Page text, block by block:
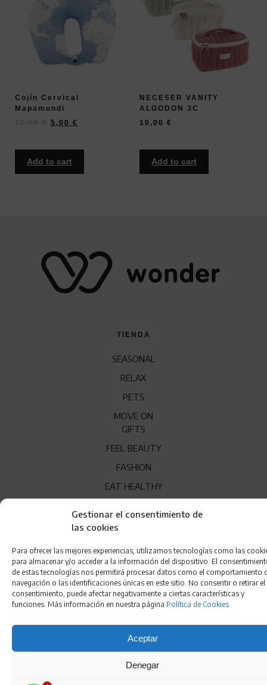
Gestionar el consentimiento de
las cookies
Para ofrecer las mejores experiencias, utilizamos tecnologías como las
para almacenar y/o acceder a la información del dispositivo. El
de estas tecnologías nos permitirá procesar datos como el comportamiento
navegación o las identificaciones únicas en este sitio. No consentir o retirar el
consentimiento, puede afectar negativamente a ciertas características y
funciones. Más información en nuestra página Política de Cookies.
Aceptar
Denegar
Cojín Cervical
Mapamundi
5,00 €
Add to cart
NECESER VANITY
ALGODON 3C
10,00 €
Add to cart
TIENDA
SEASONAL
RELAX
PETS
MOVE ON
GIFTS
FEEL BEAUTY
FASHION
EAT HEALTHY
WONDER
QUÍENES SOMOS
CONTACTO
FRANQUICIA
Aviso Legal